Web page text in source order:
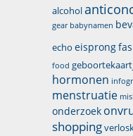
alcohol
gear babynamen
echo eisprong
food
hormonen
menstruatie
onderzoek
shopping